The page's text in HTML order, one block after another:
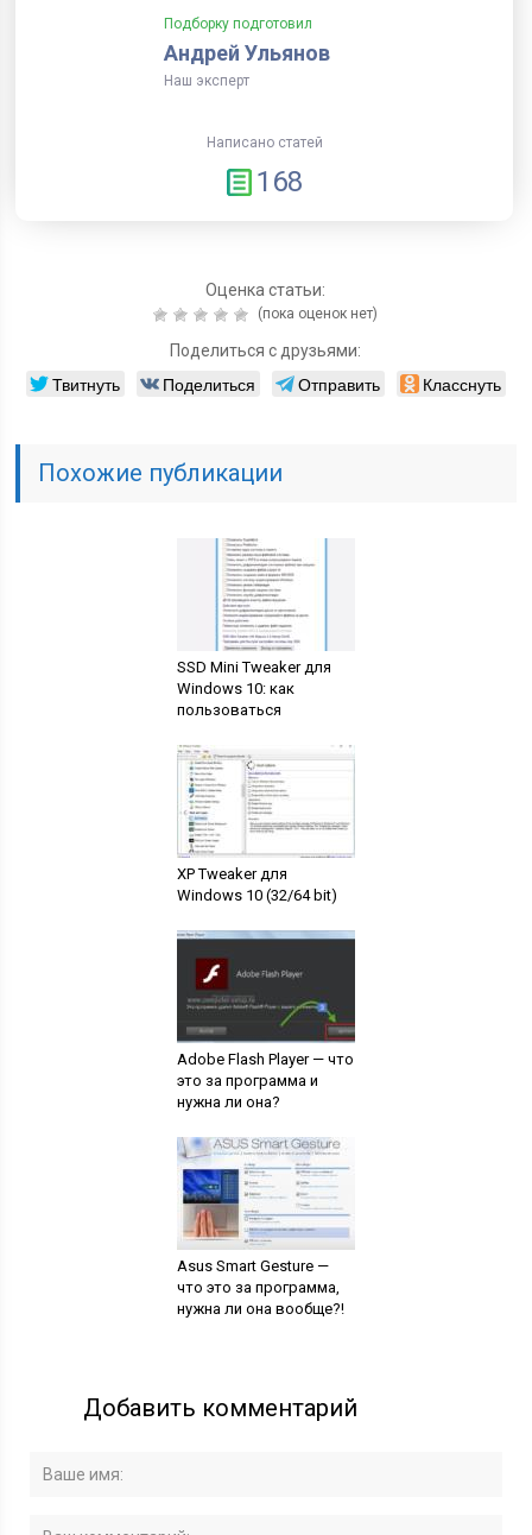
Подборку подготовил
Андрей Ульянов
Наш эксперт
Написано статей
168
Оценка статьи:
(пока оценок нет)
Поделиться с друзьями:
Твитнуть Поделиться Отправить Класснуть
Похожие публикации
SSD Mini Tweaker для
Windows 10: как
пользоваться
XP Tweaker для
Windows 10 (32/64 bit)
Adobe Flash Player — что
это за программа и
нужна ли она?
Asus Smart Gesture —
что это за программа,
нужна ли она вообще?!
Добавить комментарий